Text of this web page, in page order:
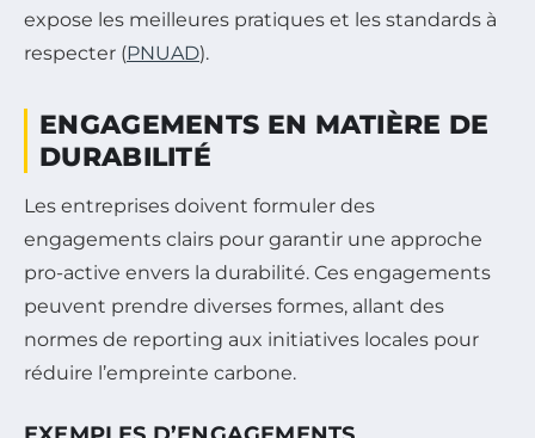
expose les meilleures pratiques et les standards à
respecter (PNUAD).
ENGAGEMENTS EN MATIÈRE DE
DURABILITÉ
Les entreprises doivent formuler des
engagements clairs pour garantir une approche
pro-active envers la durabilité. Ces engagements
peuvent prendre diverses formes, allant des
normes de reporting aux initiatives locales pour
réduire l’empreinte carbone.